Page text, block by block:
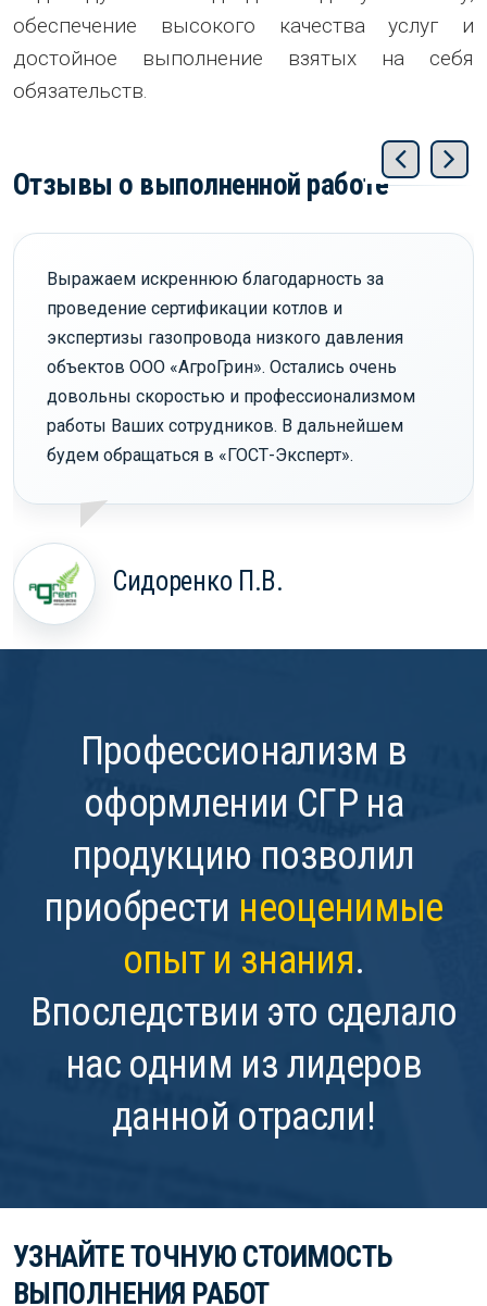
обеспечение высокого качества услуг и
достойное выполнение взятых на себя
обязательств.
Отзывы о выполненной работе
Выражаем искреннюю благодарность за
проведение сертификации котлов и
экспертизы газопровода низкого давления
объектов ООО «АгроГрин». Остались очень
довольны скоростью и профессионализмом
работы Ваших сотрудников. В дальнейшем
будем обращаться в «ГОСТ-Эксперт».
Сидоренко П.В.
Профессионализм в
оформлении СГР на
продукцию позволил
приобрести неоценимые
опыт и знания.
Впоследствии это сделало
нас одним из лидеров
данной отрасли!
УЗНАЙТЕ ТОЧНУЮ СТОИМОСТЬ
ВЫПОЛНЕНИЯ РАБОТ